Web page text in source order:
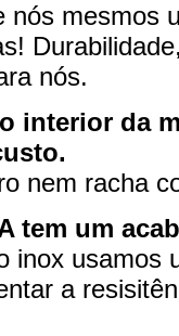
nós mesmos
nós.
interior da
nem racha
tem um
inox usamos
a